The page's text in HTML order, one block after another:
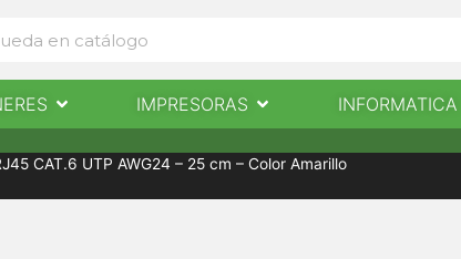
INFORMÁTICA NOTICIAS CONTACTO
Abrir EscaneresIMPRESORAS Abrir ImpresorasINFORMATICA
CAT.6 UTP AWG24 – 25 cm – Color Amarillo